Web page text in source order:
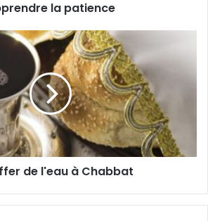
la patience
de l'eau à Chabbat